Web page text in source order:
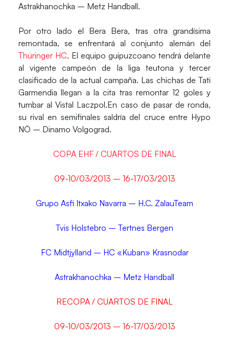
Astrakhanochka – Metz Handball.
Por otro lado el Bera Bera, tras otra grandísima
remontada, se enfrentará al conjunto alemán del
Thüringer HC. El equipo guipuzcoano tendrá delante
al vigente campeón de la liga teutona y tercer
clasificado de la actual campaña. Las chichas de Tati
Garmendia llegan a la cita tras remontar 12 goles y
tumbar al Vistal Laczpol.En caso de pasar de ronda,
su rival en semifinales saldría del cruce entre Hypo
NÖ – Dinamo Volgograd.
COPA EHF / CUARTOS DE FINAL
09-10/03/2013 – 16-17/03/2013
Grupo Asfi Itxako Navarra – H.C. ZalauTeam
Tvis Holstebro – Tertnes Bergen
FC Midtjylland – HC «Kuban» Krasnodar
Astrakhanochka – Metz Handball
RECOPA / CUARTOS DE FINAL
09-10/03/2013 – 16-17/03/2013